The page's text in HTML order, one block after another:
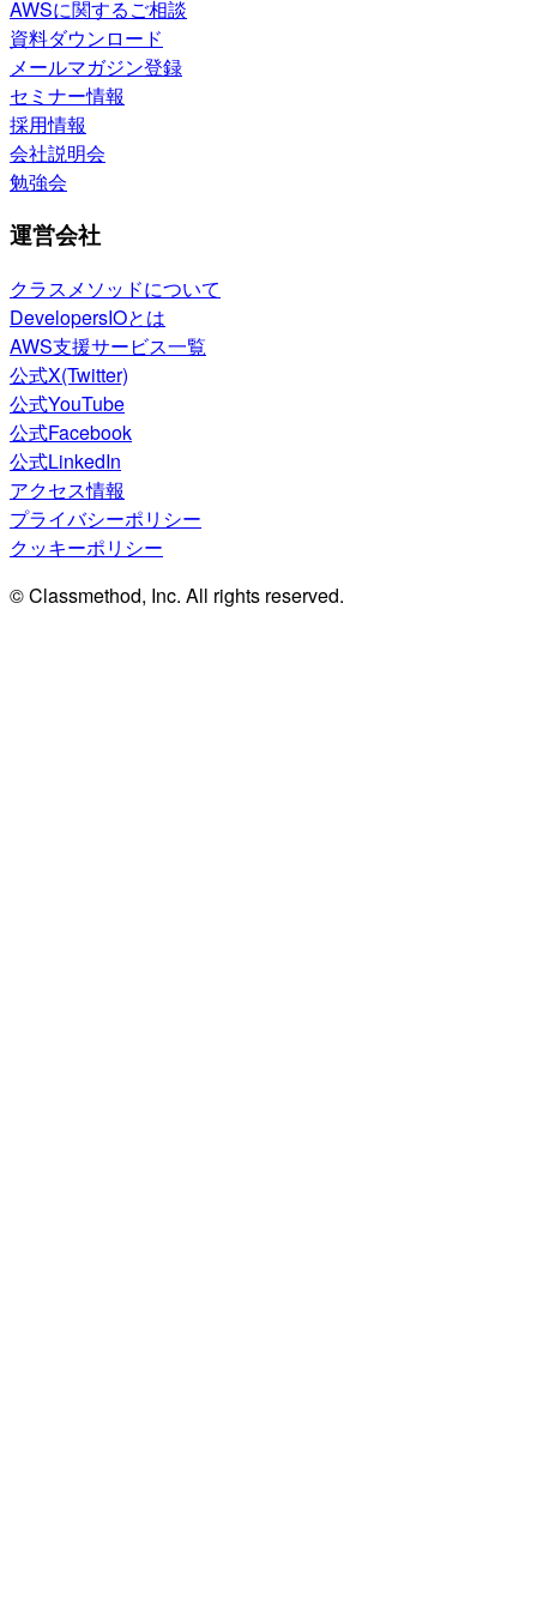
AWSに関するご相談
資料ダウンロード
メールマガジン登録
セミナー情報
採用情報
会社説明会
勉強会
運営会社
クラスメソッドについて
DevelopersIOとは
AWS支援サービス一覧
公式X(Twitter)
公式YouTube
公式Facebook
公式LinkedIn
アクセス情報
プライバシーポリシー
クッキーポリシー
© Classmethod, Inc. All rights reserved.